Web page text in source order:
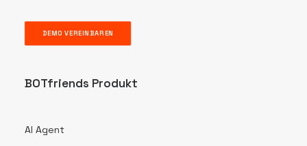
DEMO VEREINBAREN
BOTfriends Produkt
AI Agent